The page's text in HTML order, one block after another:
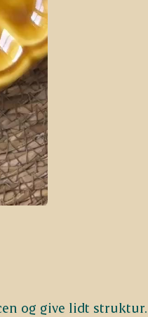
og give lidt struktur.